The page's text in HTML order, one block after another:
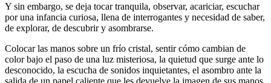
Y sin embargo, se deja tocar tranquila, observar, acariciar, escuchar
por una infancia curiosa, llena de interrogantes y necesidad de saber,
de explorar, de descubrir y asombrarse.
Colocar las manos sobre un frío cristal, sentir cómo cambian de
color bajo el paso de una luz misteriosa, la quietud que surge ante lo
desconocido, la escucha de sonidos inquietantes, el asombro ante la
salida de un papel caliente que les devuelve la imagen de sus manos